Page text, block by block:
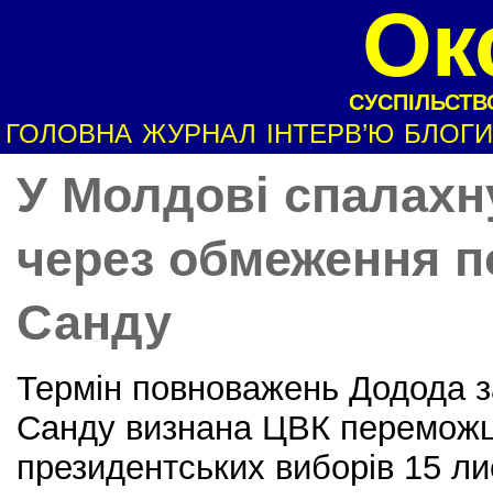
ГОЛОВНА ЖУРНАЛ ІНТЕРВ’Ю БЛОГИ
У Молдові
через обмеження
Санду
Термін повноважень Додода
Санду визнана ЦВК
президентських виборів 15